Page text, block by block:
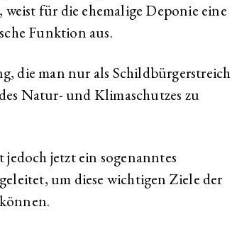
für die ehemalige Deponie eine
Funktion aus.
die man nur als Schildbürgerstreich
Natur- und Klimaschutzes zu
jetzt ein sogenanntes
um diese wichtigen Ziele der